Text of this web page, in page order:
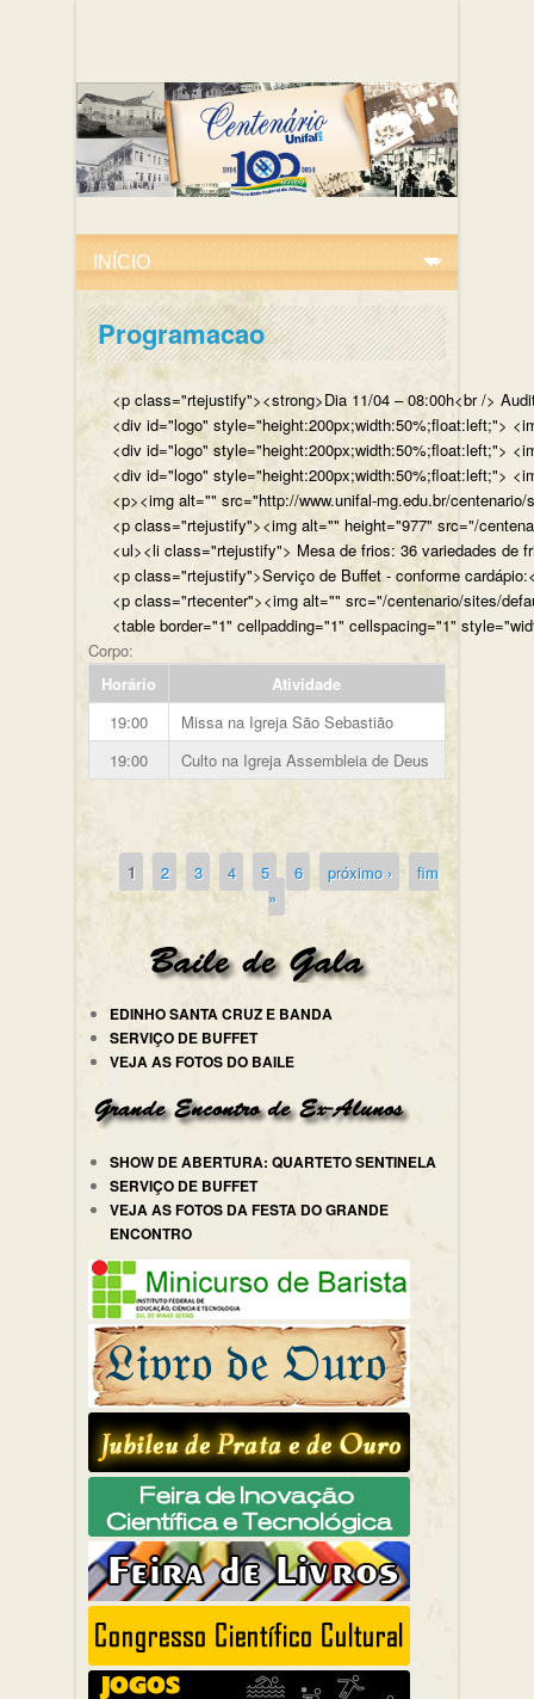
Programacao
<p class="rtejustify"><strong>Dia 11/04 – 08:00h<br />
<div id="logo" style="height:200px;width:50%;float:left;">
<div id="logo" style="height:200px;width:50%;float:left;">
<div id="logo" style="height:200px;width:50%;float:left;">
<p><img alt="" src="http://www.unifal-mg.edu.br/
<p class="rtejustify"><img alt="" height="977" src="/
<ul><li class="rtejustify"> Mesa de frios: 36 variedades de
<p class="rtejustify">Serviço de Buffet - conforme
<p class="rtecenter"><img alt="" src="/centenario/sites/
<table border="1" cellpadding="1" cellspacing="1"
Corpo:
Horário
Atividade
19:00
Missa na Igreja São Sebastião
19:00
Culto na Igreja Assembleia de Deus
Páginas
1 2 3 4 5 6 próximo ›
fim
»
EDINHO SANTA CRUZ E BANDA
SERVIÇO DE BUFFET
VEJA AS FOTOS DO BAILE
SHOW DE ABERTURA: QUARTETO SENTINELA
SERVIÇO DE BUFFET
VEJA AS FOTOS DA FESTA DO GRANDE
ENCONTRO